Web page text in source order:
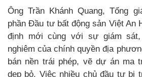
Ông Trần Khánh Quang, Tổng
phần Đầu tư bất động sản Việt An
định mới cùng với sự giám
nghiêm của chính quyền địa
bán nền trái phép, vẽ dự án ma
dẹp bỏ. Việc nhiều chủ đầu tư bị